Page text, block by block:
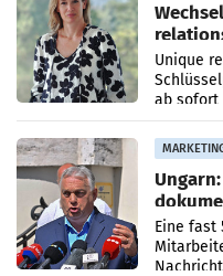
Unique
ab sofort
PR-
Anna
Zensur
Eine fast